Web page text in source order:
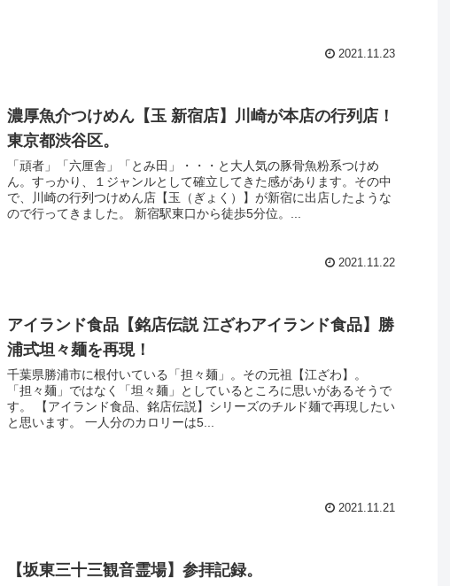
2021.11.23
濃厚魚介つけめん【玉 新宿店】川崎が本店の行列店！
東京都渋谷区。
「頑者」「六厘舎」「とみ田」・・・と大人気の豚骨魚粉系つけめ
ん。すっかり、１ジャンルとして確立してきた感があります。その中
で、川崎の行列つけめん店【玉（ぎょく）】が新宿に出店したような
ので行ってきました。 新宿駅東口から徒歩5分位。...
2021.11.22
アイランド食品【銘店伝説 江ざわアイランド食品】勝
浦式坦々麺を再現！
千葉県勝浦市に根付いている「担々麺」。その元祖【江ざわ】。
「担々麺」ではなく「坦々麺」としているところに思いがあるそうで
す。 【アイランド食品、銘店伝説】シリーズのチルド麺で再現したい
と思います。 一人分のカロリーは5...
2021.11.21
【坂東三十三観音霊場】参拝記録。